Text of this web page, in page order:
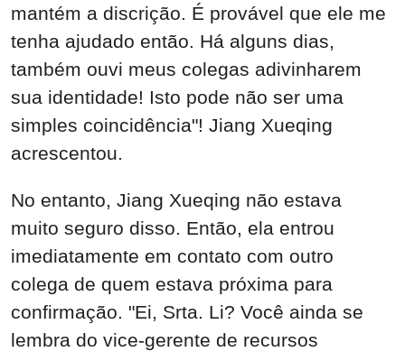
No entanto, Jiang Xueqing não estava
muito seguro disso. Então, ela entrou
imediatamente em contato com outro
colega de quem estava próxima para
confirmação. "Ei, Srta. Li? Você ainda se
lembra do vice-gerente de recursos